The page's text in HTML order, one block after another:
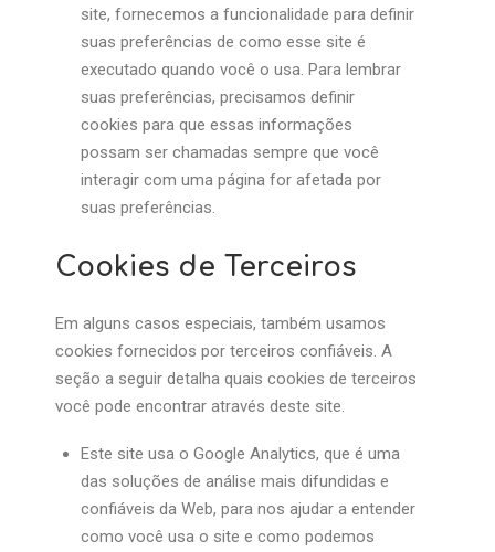
site, fornecemos a funcionalidade para definir
suas preferências de como esse site é
executado quando você o usa. Para lembrar
suas preferências, precisamos definir
cookies para que essas informações
possam ser chamadas sempre que você
interagir com uma página for afetada por
suas preferências.
Cookies de Terceiros
Em alguns casos especiais, também usamos
cookies fornecidos por terceiros confiáveis. A
seção a seguir detalha quais cookies de terceiros
você pode encontrar através deste site.
Este site usa o Google Analytics, que é uma
das soluções de análise mais difundidas e
confiáveis ​​da Web, para nos ajudar a entender
como você usa o site e como podemos